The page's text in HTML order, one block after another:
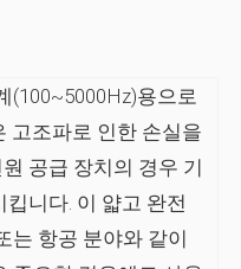
(100~5000Hz)용으로
고조파로 인한 손실을
공급 장치의 경우 기
니다. 이 얇고 완전
는 항공 분야와 같이